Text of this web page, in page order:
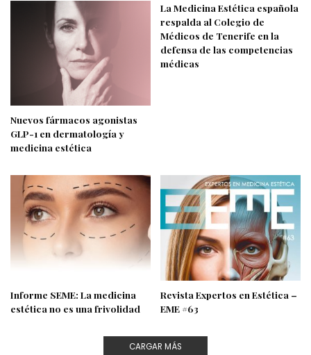
Nuevos fármacos agonistas
GLP-1 en dermatología y
medicina estética
La Medicina Estética española
respalda al Colegio de
Médicos de Tenerife en la
defensa de las competencias
médicas
Informe SEME: La medicina
estética no es una frivolidad
Revista Expertos en Estética –
EME #63
CARGAR MÁS